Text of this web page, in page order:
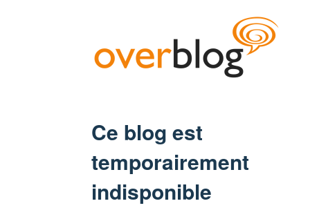
Ce blog est
temporairement
indisponible